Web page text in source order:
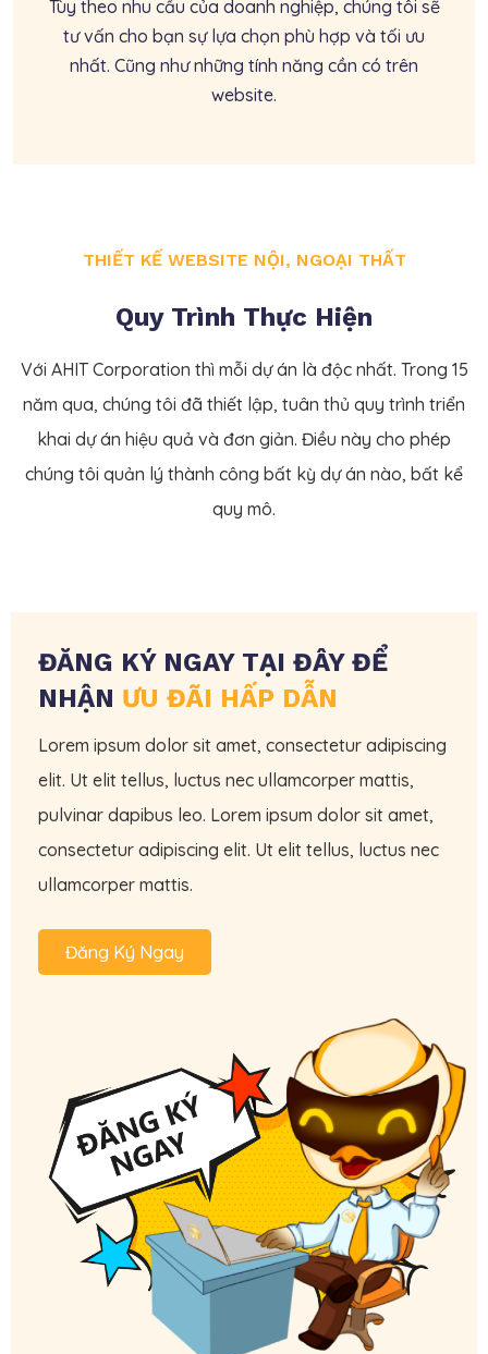
Tùy theo nhu cầu của doanh nghiệp, chúng tôi sẽ
tư vấn cho bạn sự lựa chọn phù hợp và tối ưu
nhất. Cũng như những tính năng cần có trên
website.
THIẾT KẾ WEBSITE NỘI, NGOẠI THẤT
Quy Trình Thực Hiện
Với AHIT Corporation thì mỗi dự án là độc nhất. Trong 15
năm qua, chúng tôi đã thiết lập, tuân thủ quy trình triển
khai dự án hiệu quả và đơn giản. Điều này cho phép
chúng tôi quản lý thành công bất kỳ dự án nào, bất kể
quy mô.
ĐĂNG KÝ NGAY TẠI ĐÂY ĐỂ
NHẬN ƯU ĐÃI HẤP DẪN
Lorem ipsum dolor sit amet, consectetur adipiscing
elit. Ut elit tellus, luctus nec ullamcorper mattis,
pulvinar dapibus leo. Lorem ipsum dolor sit amet,
consectetur adipiscing elit. Ut elit tellus, luctus nec
ullamcorper mattis.
Đăng Ký Ngay